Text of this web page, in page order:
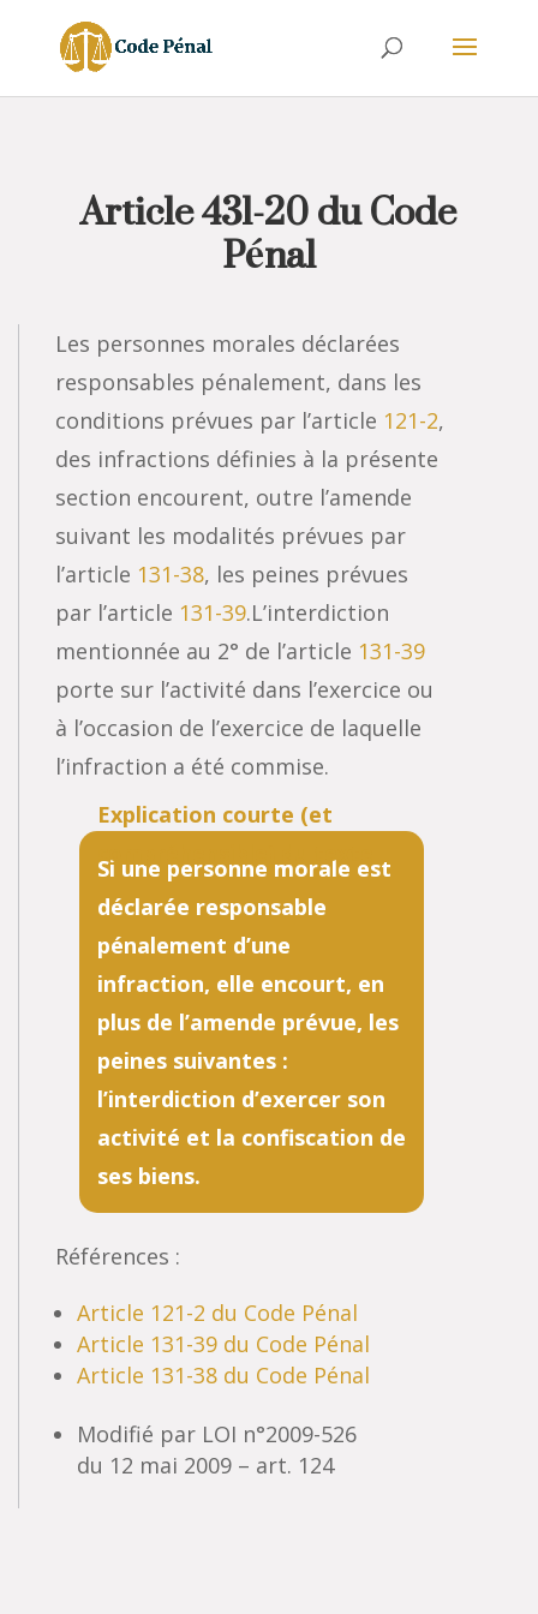
Article 431-20 du Code
Pénal
Les personnes morales déclarées
responsables pénalement, dans les
conditions prévues par l’article 121-2,
des infractions définies à la présente
section encourent, outre l’amende
suivant les modalités prévues par
l’article 131-38, les peines prévues
par l’article 131-39.L’interdiction
mentionnée au 2° de l’article 131-39
porte sur l’activité dans l’exercice ou
à l’occasion de l’exercice de laquelle
l’infraction a été commise.
Si une personne morale est
déclarée responsable
pénalement d’une
infraction, elle encourt, en
plus de l’amende prévue, les
peines suivantes :
l’interdiction d’exercer son
activité et la confiscation de
ses biens.
Références :
Article 121-2 du Code Pénal
Article 131-39 du Code Pénal
Article 131-38 du Code Pénal
Modifié par LOI n°2009-526
du 12 mai 2009 – art. 124